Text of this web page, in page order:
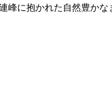
京都府 大阪府
に抱かれた自然豊かな